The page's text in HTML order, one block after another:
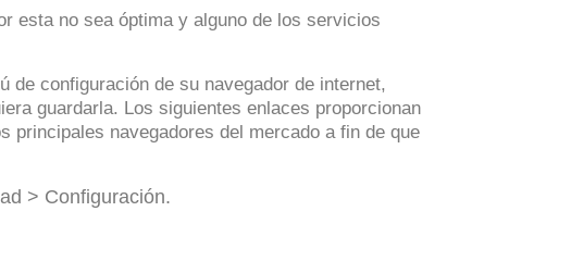
esta no sea óptima y alguno de los servicios
de configuración de su navegador de internet,
guardarla. Los siguientes enlaces proporcionan
principales navegadores del mercado a fin de que
> Configuración.